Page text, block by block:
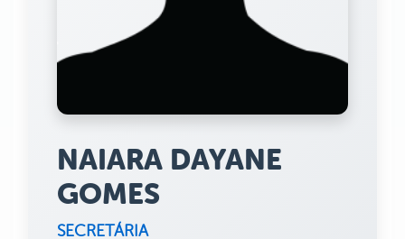
NAIARA DAYANE
GOMES
SECRETÁRIA